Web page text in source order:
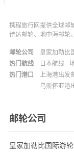
携程旅行网提供全球邮
诗达邮轮、地中海邮轮
邮轮公司 皇家加勒比
热门航线
日本航线
热门港口
上海港出发
乌斯怀亚港
邮轮公司
皇家加勒比国际游轮